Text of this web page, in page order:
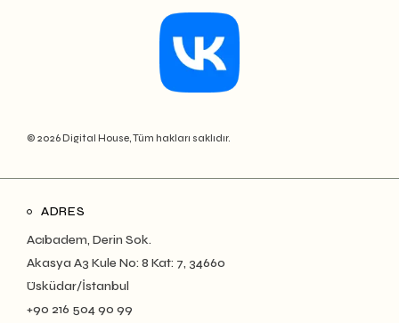
© 2026 Digital House, Tüm hakları saklıdır.
ADRES
Acıbadem, Derin Sok.
Akasya A3 Kule No: 8 Kat: 7, 34660
Üsküdar/İstanbul
+90 216 504 90 99